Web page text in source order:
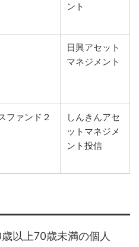
ント
日興アセット
マネジメント
ファンド２
しんきんアセ
ットマネジメ
ント投信
以上70歳未満の個人